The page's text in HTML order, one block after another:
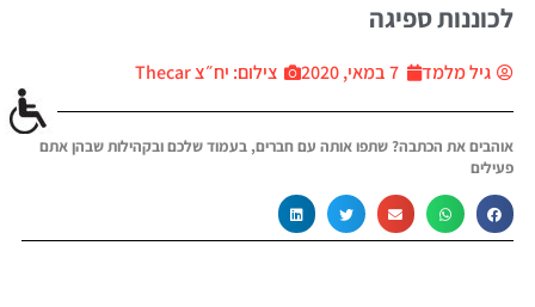
לכוננות ספיגה
גיל מלמד 7 במאי, 2020 צילום: יח״צ Thecar
אוהבים את הכתבה? שתפו אותה עם חברים, בעמוד שלכם ובקהילות שבהן אתם
פעילים